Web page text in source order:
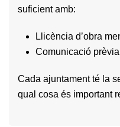
suficient amb:
Llicència d’obra
Comunicació prèvia
Cada ajuntament té la
qual cosa és important